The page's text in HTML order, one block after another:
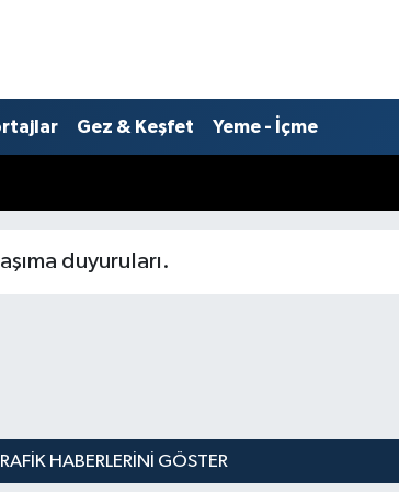
Gez & Keşfet Yeme - İçme
duyuruları.
HABERLERINI GÖSTER